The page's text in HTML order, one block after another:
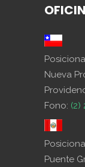
Nueva
Fono: (2)
Puente